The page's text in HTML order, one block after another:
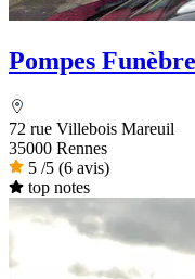
Pompes
72 rue Villebois Mareuil
35000 Rennes
5 /5 (6 avis)
top notes